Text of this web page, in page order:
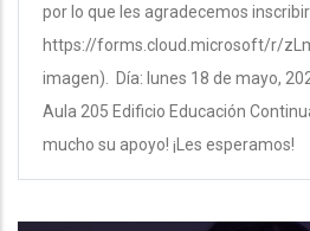
por lo que les agradecemos
https://forms.cloud.microsoft/r/
imagen). Día: lunes 18 de mayo,
Aula 205 Edificio Educación
mucho su apoyo! ¡Les esperamos!